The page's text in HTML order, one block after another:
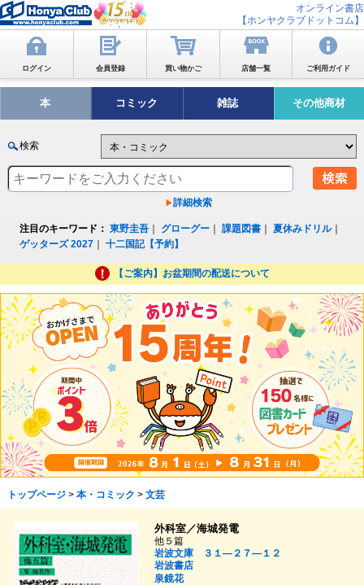
オンライン書店
【ホンヤクラブドットコム】
ログイン 会員登録 買い物かご 店舗一覧 ご利用ガイド
本 コミック 雑誌 その他商材
検索
詳細検索
注目のキーワード： 東野圭吾 グローグー ｜課題図書 ｜夏休みドリル｜
ゲッターズ 2027 ｜十二国記【予約】
【ご案内】お盆期間の配送について
トップページ> 本・コミック > 文芸
外科室／海城発電
他５篇
岩波文庫 ３１―２７―１２
岩波書店
泉鏡花